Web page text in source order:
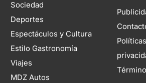
Sociedad
Deportes
Espectáculos y Cultura
Estilo Gastronomía
Viajes
MDZ Autos